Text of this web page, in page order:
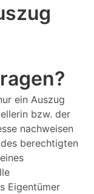
ein Auszug
bzw. der
nachweisen
berechtigten
Eigentümer